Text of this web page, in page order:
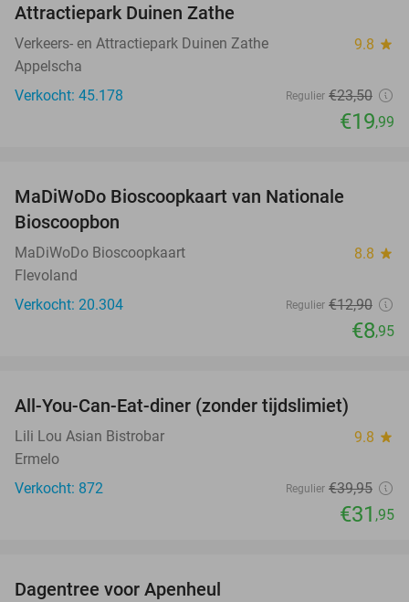
Attractiepark Duinen Zathe
Verkeers- en Attractiepark Duinen Zathe 9.8 star
Appelscha
Verkocht: 45.178
Regulier €23,50
€19,99
MaDiWoDo Bioscoopkaart van Nationale
Bioscoopbon
MaDiWoDo Bioscoopkaart 8.8 star
Flevoland
Verkocht: 20.304
Regulier €12,90
€8,95
All-You-Can-Eat-diner (zonder tijdslimiet)
Lili Lou Asian Bistrobar 9.8 star
Ermelo
Verkocht: 872
Regulier €39,95
€31 ,95
Dagentree voor Apenheul